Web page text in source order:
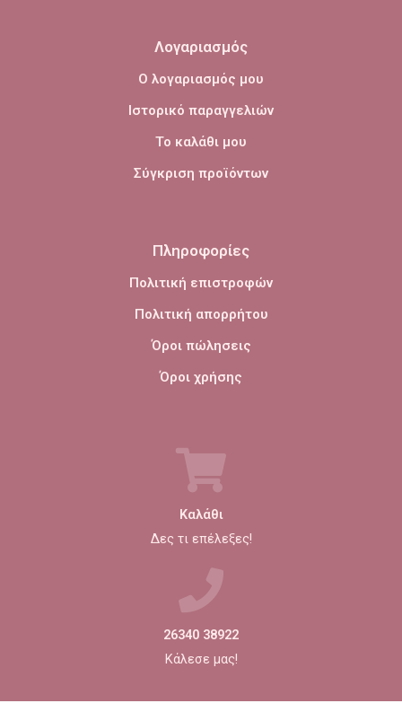
Λογαριασμός
Ο λογαριασμός μου
Ιστορικό παραγγελιών
Το καλάθι μου
Σύγκριση προϊόντων
Πληροφορίες
Πολιτική επιστροφών
Πολιτική απορρήτου
Όροι πώλησεις
Όροι χρήσης
Καλάθι
Δες τι επέλεξες!
26340 38922
Κάλεσε μας!